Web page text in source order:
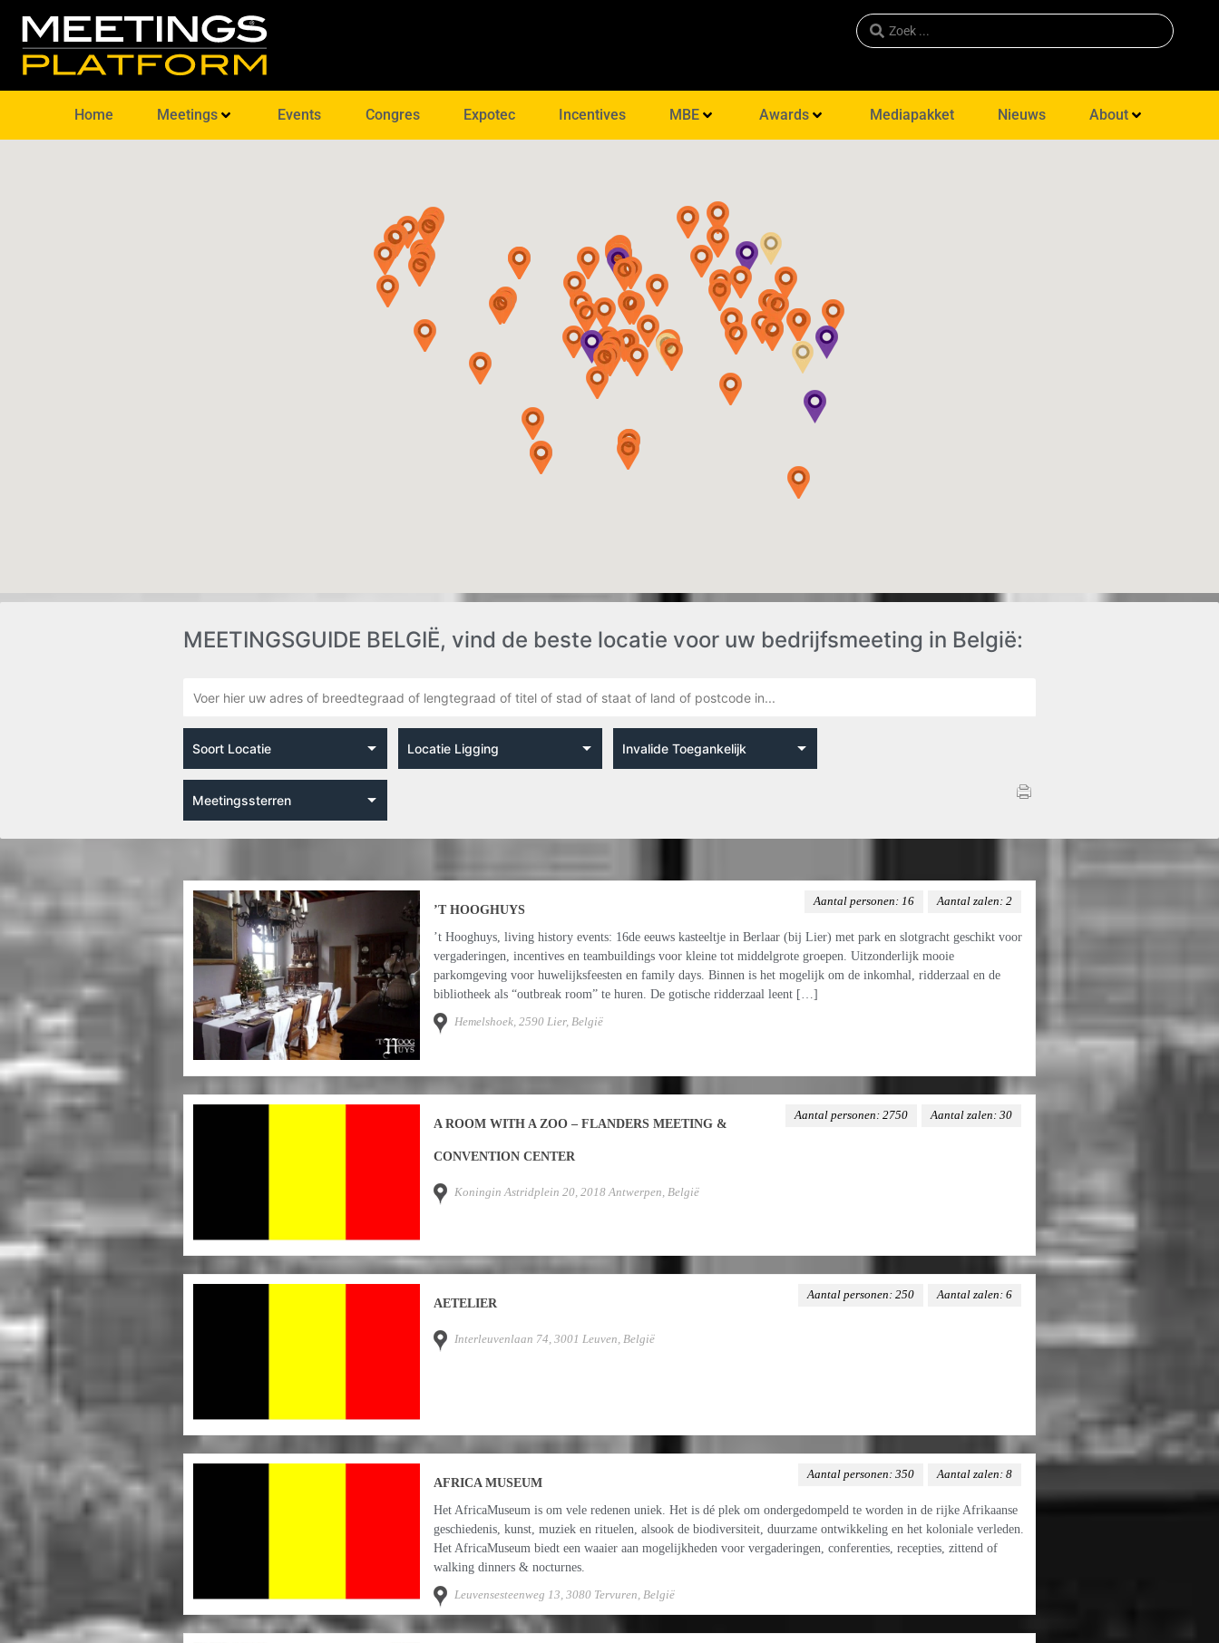
Home Meetings Events Congres Expotec Incentives MBE Awards Mediapakket Nieuws About
MEETINGSGUIDE BELGIË, vind de beste locatie voor uw bedrijfsmeeting in België:
Aantal zalen: 2
Aantal personen: 16
’T HOOGHUYS
’t Hooghuys, living history events: 16de eeuws kasteeltje in Berlaar (bij Lier) met park en slotgracht geschikt voor
vergaderingen, incentives en teambuildings voor kleine tot middelgrote groepen. Uitzonderlijk mooie
parkomgeving voor huwelijksfeesten en family days. Binnen is het mogelijk om de inkomhal, ridderzaal en de
bibliotheek als “outbreak room” te huren. De gotische ridderzaal leent […]
Hemelshoek, 2590 Lier, België
Aantal zalen: 30
Aantal personen: 2750
A ROOM WITH A ZOO – FLANDERS MEETING &
CONVENTION CENTER
Koningin Astridplein 20, 2018 Antwerpen, België
Aantal zalen: 6
Aantal personen: 250
AETELIER
Interleuvenlaan 74, 3001 Leuven, België
Aantal zalen: 8
Aantal personen: 350
AFRICA MUSEUM
Het AfricaMuseum is om vele redenen uniek. Het is dé plek om ondergedompeld te worden in de rijke Afrikaanse
geschiedenis, kunst, muziek en rituelen, alsook de biodiversiteit, duurzame ontwikkeling en het koloniale verleden.
Het AfricaMuseum biedt een waaier aan mogelijkheden voor vergaderingen, conferenties, recepties, zittend of
walking dinners & nocturnes.
Leuvensesteenweg 13, 3080 Tervuren, België